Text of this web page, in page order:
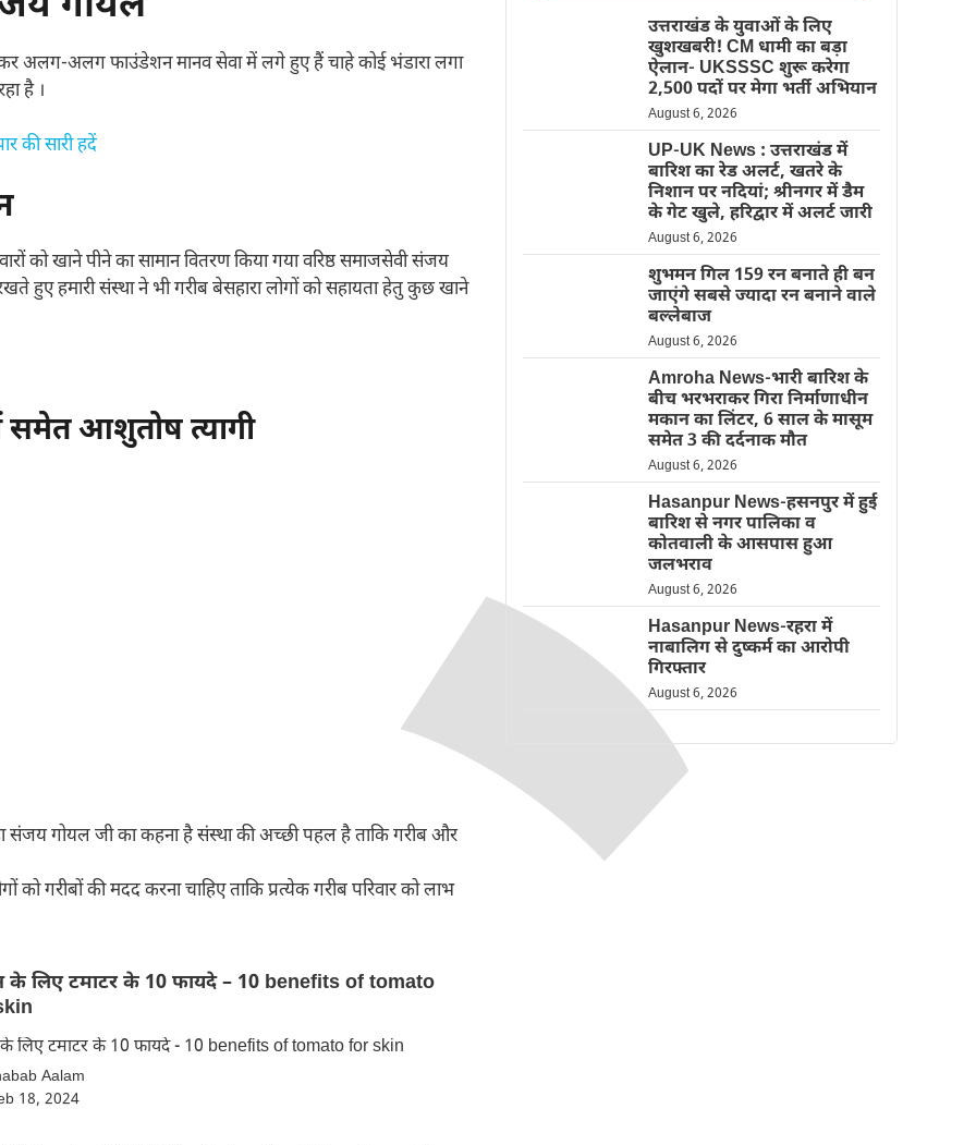
अलग-अलग फाउंडेशन मानव सेवा में लगे हुए हैं चाहे कोई भंडारा लगा
है ।
की सारी हदें
को खाने पीने का सामान वितरण किया गया वरिष्ठ समाजसेवी संजय
हुए हमारी संस्था ने भी गरीब बेसहारा लोगों को सहायता हेतु कुछ खाने
समेत आशुतोष त्यागी
संजय गोयल जी का कहना है संस्था की अच्छी पहल है ताकि गरीब और
गरीबों की मदद करना चाहिए ताकि प्रत्येक गरीब परिवार को लाभ
टमाटर के 10 फायदे – 10 benefits of tomato
स्किन के लिए टमाटर के 10 फायदे - 10 benefits of tomato for skin
Aalam
18, 2024
उत्तराखंड के युवाओं के लिए
खुशखबरी! CM धामी का बड़ा
ऐलान- UKSSSC शुरू करेगा
2,500 पदों पर मेगा भर्ती अभियान
August 6, 2026
UP-UK News : उत्तराखंड में
बारिश का रेड अलर्ट, खतरे के
निशान पर नदियां; श्रीनगर में डैम
के गेट खुले, हरिद्वार में अलर्ट जारी
August 6, 2026
शुभमन गिल 159 रन बनाते ही बन
जाएंगे सबसे ज्यादा रन बनाने वाले
बल्लेबाज
August 6, 2026
Amroha News-भारी बारिश के
बीच भरभराकर गिरा निर्माणाधीन
मकान का लिंटर, 6 साल के मासूम
समेत 3 की दर्दनाक मौत
August 6, 2026
Hasanpur News-हसनपुर में हुई
बारिश से नगर पालिका व
कोतवाली के आसपास हुआ
जलभराव
August 6, 2026
Hasanpur News-रहरा में
नाबालिग से दुष्कर्म का आरोपी
गिरफ्तार
August 6, 2026